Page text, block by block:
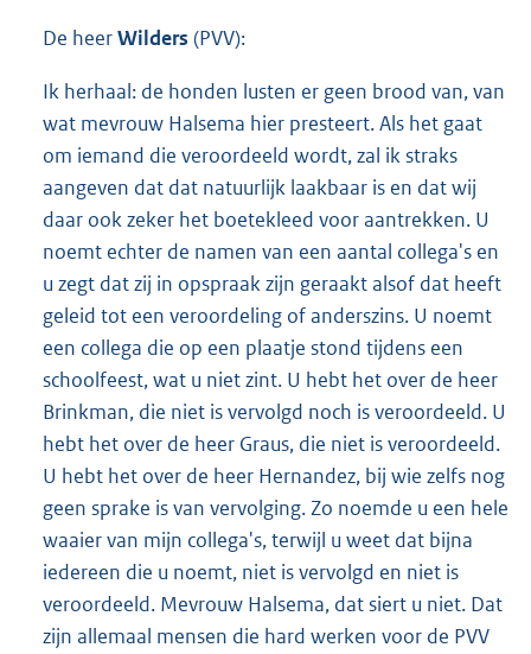
De heerWilders (PVV):
Ik herhaal: de honden lusten er geen brood van, van
wat mevrouw Halsema hier presteert. Als het gaat
om iemand die veroordeeld wordt, zal ik straks
aangeven dat dat natuurlijk laakbaar is en dat wij
daar ook zeker het boetekleed voor aantrekken. U
noemt echter de namen van een aantal collega's en
u zegt dat zij in opspraak zijn geraakt alsof dat heeft
geleid tot een veroordeling of anderszins. U noemt
een collega die op een plaatje stond tijdens een
schoolfeest, wat u niet zint. U hebt het over de heer
Brinkman, die niet is vervolgd noch is veroordeeld. U
hebt het over de heer Graus, die niet is veroordeeld.
U hebt het over de heer Hernandez, bij wie zelfs nog
geen sprake is van vervolging. Zo noemde u een hele
waaier van mijn collega's, terwijl u weet dat bijna
iedereen die u noemt, niet is vervolgd en niet is
veroordeeld. Mevrouw Halsema, dat siert u niet. Dat
zijn allemaal mensen die hard werken voor de PVV